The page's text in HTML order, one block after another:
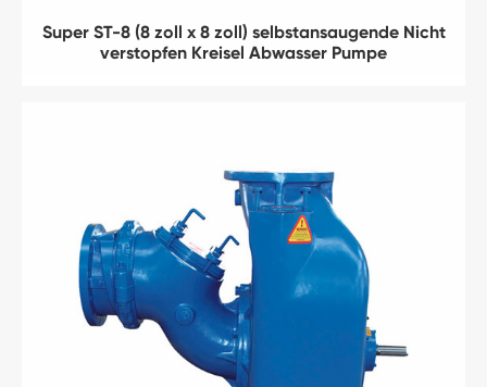
Super ST-8 (8 zoll x 8 zoll) selbstansaugende Nicht
verstopfen Kreisel Abwasser Pumpe